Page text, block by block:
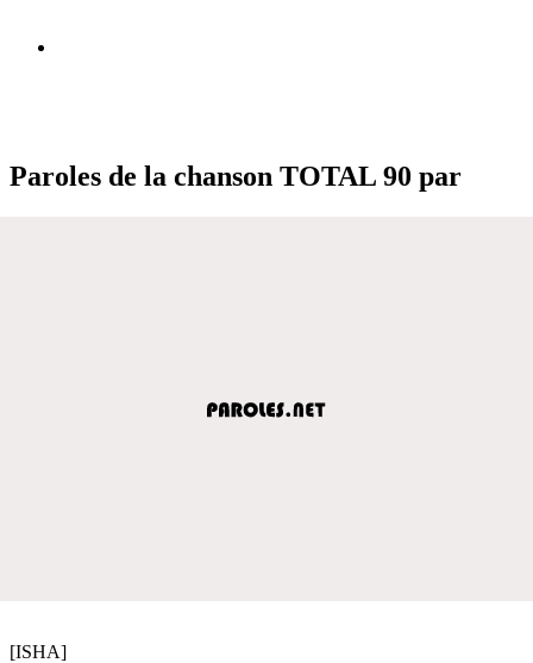
Paroles de la chanson TOTAL 90 par
[ISHA]